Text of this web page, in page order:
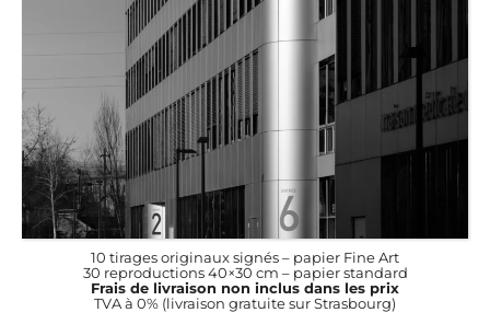
10 tirages originaux signés – papier Fine Art
30 reproductions 40×30 cm – papier standard
Frais de livraison non inclus dans les prix
TVA à 0% (livraison gratuite sur Strasbourg)